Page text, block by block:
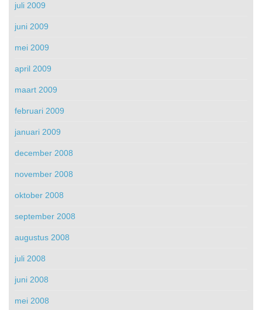
juli 2009
juni 2009
mei 2009
april 2009
maart 2009
februari 2009
januari 2009
december 2008
november 2008
oktober 2008
september 2008
augustus 2008
juli 2008
juni 2008
mei 2008